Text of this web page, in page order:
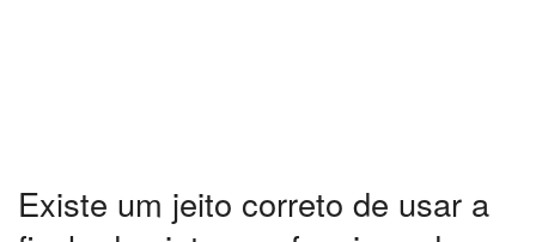
Existe um jeito correto de usar a